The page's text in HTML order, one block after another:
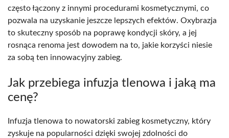
często łączony z innymi procedurami kosmetycznymi, co
pozwala na uzyskanie jeszcze lepszych efektów. Oxybrazja
to skuteczny sposób na poprawę kondycji skóry, a jej
rosnąca renoma jest dowodem na to, jakie korzyści niesie
za sobą ten innowacyjny zabieg.
Jak przebiega infuzja tlenowa i jaką ma
cenę?
Infuzja tlenowa to nowatorski zabieg kosmetyczny, który
zyskuje na popularności dzięki swojej zdolności do